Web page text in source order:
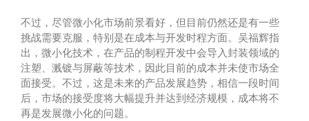
不过，尽管微小化市场前景看好，但目前仍然还是有一些
挑战需要克服，特别是在成本与开发时程方面。吴福辉指
出，微小化技术，在产品的制程开发中会导入封装领域的
注塑、溅镀与屏蔽等技术，因此目前的成本并未使市场全
面接受。不过，这是未来的产品发展趋势，相信一段时间
后，市场的接受度将大幅提升并达到经济规模，成本将不
再是发展微小化的问题。